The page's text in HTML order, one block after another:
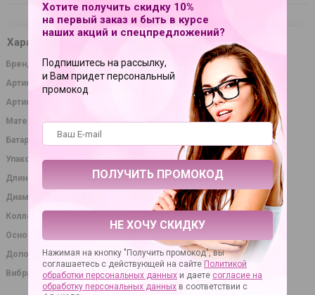
Характеристики
Бренд
Sexy Friend
Артикул
367220
Артикул производителя
SF-40201
Материал
силикон
Батарейки
3 шт., тип LR44
Упаковка
картонная коробка
Длина в сантиметрах
8.50
Диаметр в сантиметрах
2.00
Коллекция
SEXY FRIEND СЕКСУАЛЬНАЯ ИГРА
Основное назначение
стимуляция клитора
Дополнительное назначение
эротический массаж
Вибрация
Хотите получить скидку 10%
на первый заказ и быть в курсе
наших акций и спецпредложений?
Подпишитесь на рассылку,
и Вам придет персональный
промокод
НЕ ХОЧУ СКИДКУ
Нажимая на кнопку "Получить промокод", вы
соглашаетесь с действующей на сайте Политикой
обработки персональных данных и даете согласие на
обработку персональных данных в соответствии с